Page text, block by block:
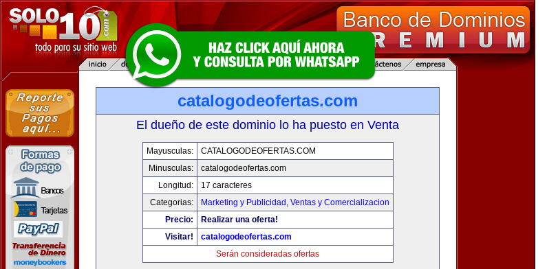
catalogodeofertas.com
El dueño de este dominio lo ha puesto en Venta
Mayusculas:
CATALOGODEOFERTAS.COM
Minusculas:
catalogodeofertas.com
Longitud:
17 caracteres
Categorias:
Marketing y Publicidad , Ventas y Comercializacion
Precio:
Realizar una oferta!
Visitar!
catalogodeofertas.com
Serán consideradas ofertas